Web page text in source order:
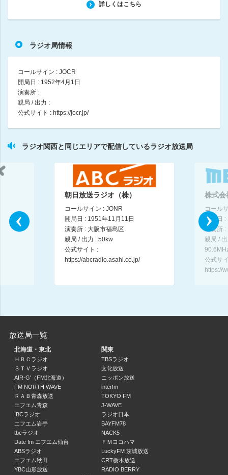
07:50 ～ 08:00
田辺眞人のラジオレクチャー
田辺眞人 / 大森くみこ
08:00 ～ 08:45
ピックアップラジオショッピング
08:45 ～ 09:00
神戸新開地・喜楽館 内海英華のラジ関寄席
吉川貴清の全力伴走！
吉川貴清 / 平見聖咲子
09:45 ～ 09:50
ラジオ関西交通情報・ニュース
12:00 ～ 13:00
GOGO競馬サタデー！【13時～16時台】 (1)
13:00 ～ 14:00
GOGO競馬サタデー！【13時～16時台】 (2)
14:00 ～ 15:00
GOGO競馬サタデー！【13時～16時台】 (3)
15:00 ～ 16:00
詳しくはこちら
ラジオ局情報
コールサイン : JOCR
開局日 : 1952年4月1日
演奏所 :
親局 / 出力 :
公式サイト : https://jocr.jp/
ラジオ関西と同じエリアで配信しているラジオ放送局
朝日放送ラジオ（株）
コールサイン : JONR
開局日 : 1951年11月11日
演奏所 : 大阪市福島区
親局 / 出力 : 50kw
公式サイト :
https://abcradio.asahi.co.jp/
株式会
コール
開局日
演奏所 :
親局 /
公式サ
https://
放送局一覧
北海道・東北
ＨＢＣラジオ
ＳＴＶラジオ
AIR-G'（FM北海道）
FM NORTH WAVE
ＲＡＢ青森放送
エフエム青森
IBCラジオ
エフエム岩手
tbcラジオ
Date fm エフエム仙台
ABSラジオ
エフエム秋田
YBC山形放送
関東
TBSラジオ
文化放送
ニッポン放送
interfm
TOKYO FM
J-WAVE
ラジオ日本
BAYFM78
NACK5
ＦＭヨコハマ
LuckyFM 茨城放送
CRT栃木放送
RADIO BERRY